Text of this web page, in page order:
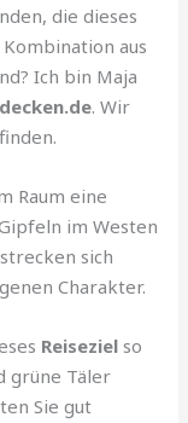
die dieses
aus
Ich bin Maja
. Wir
Raum eine
im Westen
sich
Charakter.
Reiseziel so
grüne Täler
Sie gut